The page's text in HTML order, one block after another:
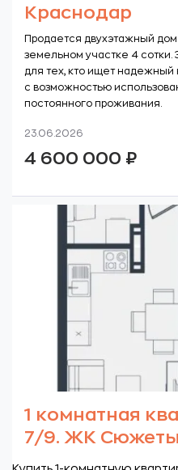
Краснодар
Продается двухэтажный
земельном участке 4
для тех, кто ищет надежный
с возможностью
постоянного проживания.
23.06.2026
4 600 000 ₽
1 комнатная
7/9. ЖК Сюжеты